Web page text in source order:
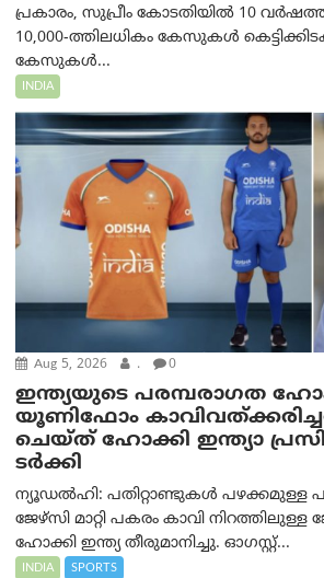
പ്രകാരം, സുപ്രീം കോടതിയിൽ 10
10,000-ത്തിലധികം കേസുകൾ
കേസുകൾ...
INDIA
Aug 5, 2026 . 0
ഇന്ത്യയുടെ പരമ്പരാഗത
യൂണിഫോം
ചെയ്ത് ഹോക്കി ഇന്ത്യാ
ടര്‍ക്കി
ന്യൂഡൽഹി: പതിറ്റാണ്ടുകൾ പഴക്കമുള്ള
ജേഴ്‌സി മാറ്റി പകരം കാവി നിറത്തിലുള്ള
ഹോക്കി ഇന്ത്യ തീരുമാനിച്ചു. ഓഗസ്റ്റ്...
INDIA SPORTS